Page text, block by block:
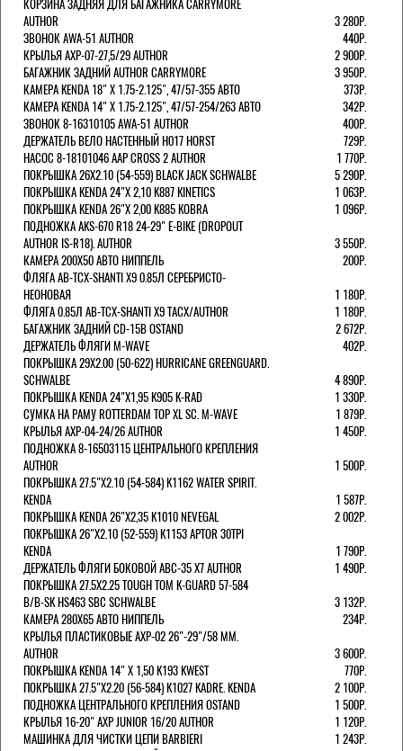
КОРЗИНА ЗАДНЯЯ ДЛЯ БАГАЖНИКА CARRYMORE
AUTHOR
3 280Р.
ЗВОНОК AWA-51 AUTHOR
440Р.
КРЫЛЬЯ AXP-07-27,5/29 AUTHOR
2 900Р.
БАГАЖНИК ЗАДНИЙ AUTHOR CARRYMORE
3 950Р.
КАМЕРА KENDA 18" Х 1.75-2.125", 47/57-355 АВТО
373Р.
КАМЕРА KENDA 14" Х 1.75-2.125", 47/57-254/263 АВТО
342Р.
ЗВОНОК 8-16310105 AWA-51 AUTHOR
400Р.
ДЕРЖАТЕЛЬ ВЕЛО НАСТЕННЫЙ H017 HORST
729Р.
НАСОС 8-18101046 AAP CROSS 2 AUTHOR
1 770Р.
ПОКРЫШКА 26X2.10 (54-559) BLACK JACK SCHWALBE
5 290Р.
ПОКРЫШКА KENDA 24"Х 2,10 K887 KINETICS
1 063Р.
ПОКРЫШКА KENDA 26"Х 2,00 K885 KOBRA
1 096Р.
ПОДНОЖКА AKS-670 R18 24-29" E-BIKE (DROPOUT
AUTHOR IS-R18). AUTHOR
3 550Р.
КАМЕРА 200Х50 АВТО НИППЕЛЬ
200Р.
ФЛЯГА AB-TCX-SHANTI X9 0.85Л СЕРЕБРИСТО-
НЕОНОВАЯ
1 180Р.
ФЛЯГА 0.85Л AB-TCX-SHANTI X9 TACX/AUTHOR
1 180Р.
БАГАЖНИК ЗАДНИЙ CD-15B OSTAND
2 672Р.
ДЕРЖАТЕЛЬ ФЛЯГИ M-WAVE
402Р.
ПОКРЫШКА 29X2.00 (50-622) HURRICANE GREENGUARD.
SCHWALBE
4 890Р.
ПОКРЫШКА KENDA 24"Х1,95 K905 K-RAD
1 330Р.
СУМКА НА РАМУ ROTTERDAM TOP XL SC. M-WAVE
1 879Р.
КРЫЛЬЯ AXP-04-24/26 AUTHOR
1 450Р.
ПОДНОЖКА 8-16503115 ЦЕНТРАЛЬНОГО КРЕПЛЕНИЯ
AUTHOR
1 500Р.
ПОКРЫШКА 27.5"Х2.10 (54-584) K1162 WATER SPIRIT.
KENDA
1 587Р.
ПОКРЫШКА KENDA 26"Х2,35 K1010 NEVEGAL
2 002Р.
ПОКРЫШКА 26"Х2.10 (52-559) K1153 APTOR 30TPI
KENDA
1 790Р.
ДЕРЖАТЕЛЬ ФЛЯГИ БОКОВОЙ ABC-35 X7 AUTHOR
1 490Р.
ПОКРЫШКА 27.5X2.25 TOUGH TOM K-GUARD 57-584
B/B-SK HS463 SBC SCHWALBE
3 132Р.
КАМЕРА 280Х65 АВТО НИППЕЛЬ
234Р.
КРЫЛЬЯ ПЛАСТИКОВЫЕ AXP-02 26"-29"/58 ММ.
AUTHOR
3 600Р.
ПОКРЫШКА KENDA 14" Х 1,50 K193 KWEST
770Р.
ПОКРЫШКА 27.5"Х2.20 (56-584) K1027 KADRE. KENDA
2 100Р.
ПОДНОЖКА ЦЕНТРАЛЬНОГО КРЕПЛЕНИЯ OSTAND
1 500Р.
КРЫЛЬЯ 16-20" AXP JUNIOR 16/20 AUTHOR
1 120Р.
МАШИНКА ДЛЯ ЧИСТКИ ЦЕПИ BARBIERI
1 243Р.